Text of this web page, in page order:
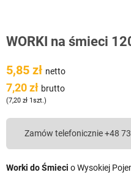
WORKI na śmieci
5,85 zł netto
7,20 zł brutto
(7,20 zł 1szt.)
Zamów telefonicznie +48
Worki do Śmieci o Wysokiej